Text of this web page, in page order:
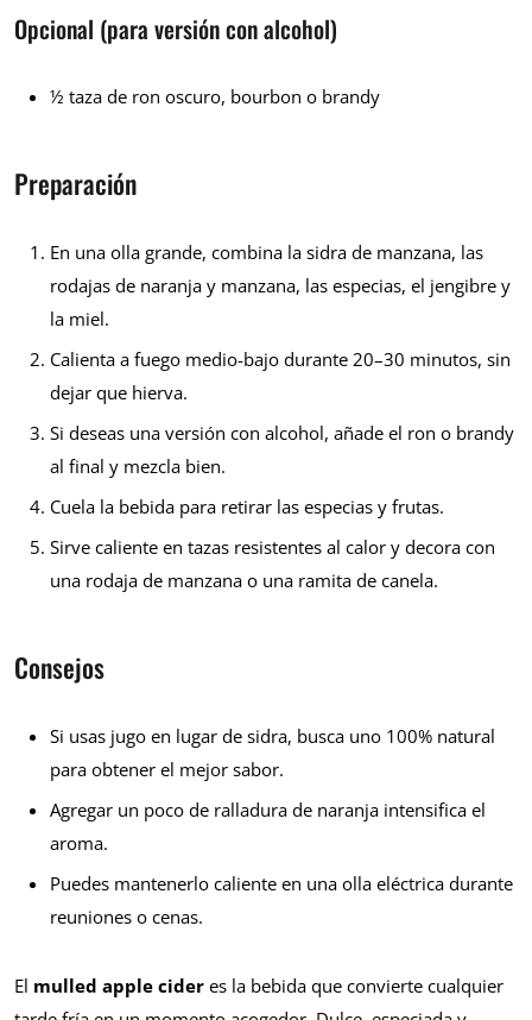
Opcional (para versión con alcohol)
½ taza de ron oscuro, bourbon o brandy
Preparación
En una olla grande, combina la sidra de manzana, las
rodajas de naranja y manzana, las especias, el jengibre y
la miel.
Calienta a fuego medio-bajo durante 20–30 minutos, sin
dejar que hierva.
Si deseas una versión con alcohol, añade el ron o brandy
al final y mezcla bien.
Cuela la bebida para retirar las especias y frutas.
Sirve caliente en tazas resistentes al calor y decora con
una rodaja de manzana o una ramita de canela.
Consejos
Si usas jugo en lugar de sidra, busca uno 100% natural
para obtener el mejor sabor.
Agregar un poco de ralladura de naranja intensifica el
aroma.
Puedes mantenerlo caliente en una olla eléctrica durante
reuniones o cenas.
El mulled apple cider es la bebida que convierte cualquier